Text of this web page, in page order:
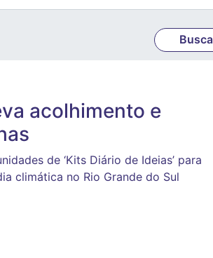
acolhimento e
de ‘Kits Diário de Ideias’ para
climática no Rio Grande do Sul